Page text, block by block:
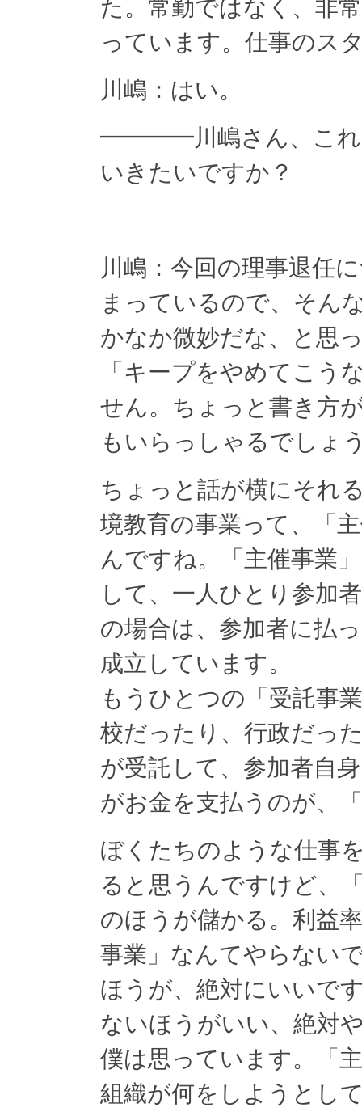
た。常勤ではなく、非
っています。仕事のス
川嶋：はい。
━━━━川嶋さん、これ
いきたいですか？
川嶋：今回の理事退任
まっているので、そん
かなか微妙だな、と思
「キープをやめてこう
せん。ちょっと書き方
もいらっしゃるでしょ
ちょっと話が横にそれ
境教育の事業って、「
んですね。「主催事業
して、一人ひとり参加
の場合は、参加者に払
成立しています。
もうひとつの「受託事
校だったり、行政だっ
が受託して、参加者自
がお金を支払うのが、
ぼくたちのような仕事
ると思うんですけど、
のほうが儲かる。利益
事業」なんてやらない
ほうが、絶対にいいで
ないほうがいい、絶対
僕は思っています。「
組織が何をしようとし